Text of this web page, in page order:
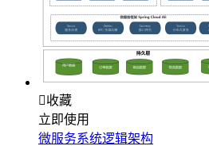
收藏
立即使用
微服务系统逻辑架构